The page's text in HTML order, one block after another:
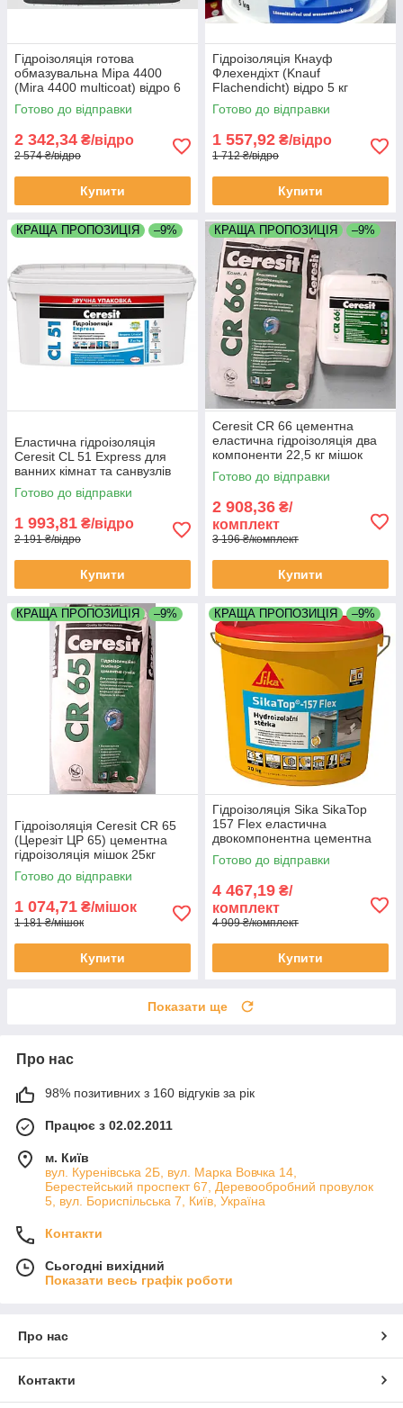
Гідроізоляція готова
обмазувальна Міра 4400
(Mira 4400 multicoat) відро 6
кг
Готово до відправки
2 342,34 ₴/відро
2 574 ₴/відро
Купити
Гідроізоляція Кнауф
Флехендіхт (Knauf
Flachendicht) відро 5 кг
Готово до відправки
1 557,92 ₴/відро
1 712 ₴/відро
Купити
КРАЩА ПРОПОЗИЦІЯ –9%
Еластична гідроізоляція
Ceresit CL 51 Express для
ванних кімнат та санвузлів
відро 7 кг
Готово до відправки
1 993,81 ₴/відро
2 191 ₴/відро
Купити
КРАЩА ПРОПОЗИЦІЯ –9%
Ceresit CR 66 цементна
еластична гідроізоляція два
компоненти 22,5 кг мішок
каністра
Готово до відправки
2 908,36 ₴/
комплект
3 196 ₴/комплект
Купити
КРАЩА ПРОПОЗИЦІЯ –9%
Гідроізоляція Ceresit CR 65
(Церезіт ЦР 65) цементна
гідроізоляція мішок 25кг
Готово до відправки
1 074,71 ₴/мішок
1 181 ₴/мішок
Купити
КРАЩА ПРОПОЗИЦІЯ –9%
Гідроізоляція Sika SikaTop
157 Flex еластична
двокомпонентна цементна
комплект 20 кг
Готово до відправки
4 467,19 ₴/
комплект
4 909 ₴/комплект
Купити
Показати ще
Про нас
98% позитивних з 160 відгуків за рік
Працює з 02.02.2011
м. Київ
вул. Куренівська 2Б, вул. Марка Вовчка 14,
Берестейський проспект 67, Деревообробний провулок
5, вул. Бориспільська 7, Київ, Україна
Контакти
Сьогодні вихідний
Показати весь графік роботи
Про нас
Контакти